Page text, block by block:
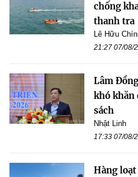
chống
thanh tra
Lê Hữu
21:27 07/08/
Lâm
khó khăn
sách
Nhật Linh
17:33 07/08/
Hàng